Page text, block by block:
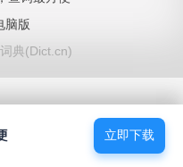
脑版
典(Dict.cn)
立即下载
立即下载